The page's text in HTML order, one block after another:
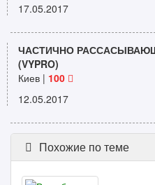
17.05.2017
ЧАСТИЧНО
(VYPRO)
Киев | 100
12.05.2017
Похожие по теме